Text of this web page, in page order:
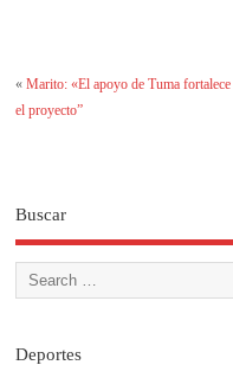
«Marito: «El apoyo de Tuma fortalece
el proyecto”
Buscar
Deportes